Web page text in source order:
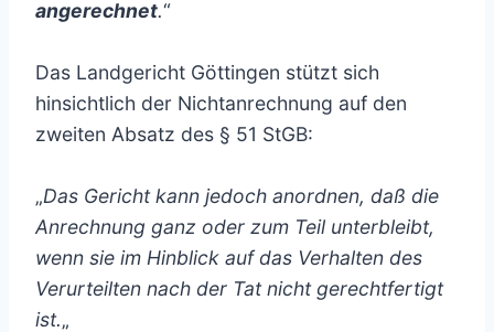
angerechnet.“
Das Landgericht Göttingen stützt sich
hinsichtlich der Nichtanrechnung auf den
zweiten Absatz des § 51 StGB:
„Das Gericht kann jedoch anordnen, daß die
Anrechnung ganz oder zum Teil unterbleibt,
wenn sie im Hinblick auf das Verhalten des
Verurteilten nach der Tat nicht gerechtfertigt
ist.„